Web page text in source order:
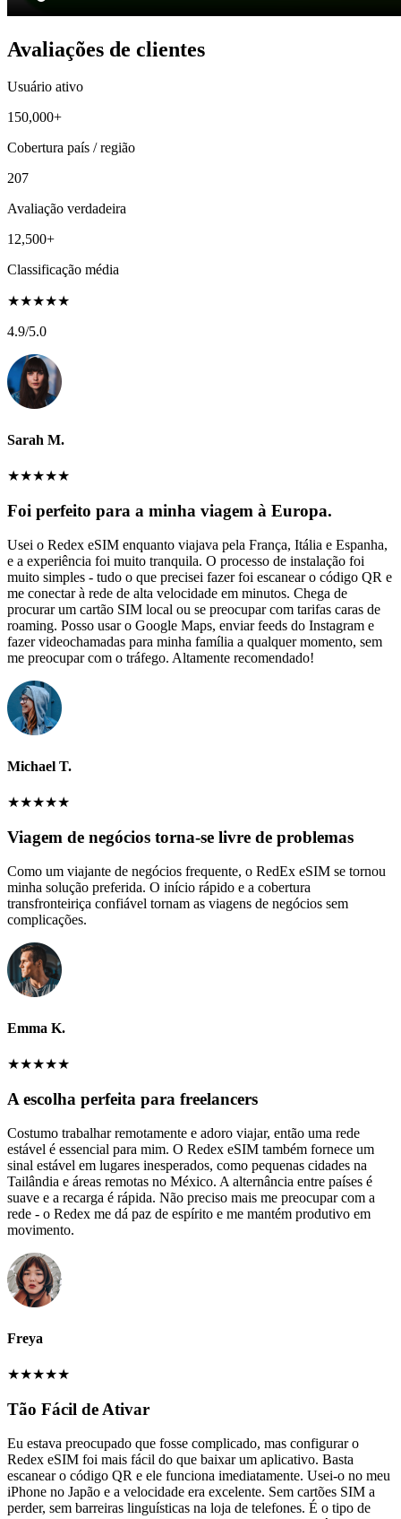
Avaliações de clientes
Usuário ativo
150,000+
Cobertura país / região
207
Avaliação verdadeira
12,500+
Classificação média
★★★★★
4.9/5.0
Sarah M.
★★★★★
Foi perfeito para a minha viagem à Europa.
Usei o Redex eSIM enquanto viajava pela França, Itália e Espanha,
e a experiência foi muito tranquila. O processo de instalação foi
muito simples - tudo o que precisei fazer foi escanear o código QR e
me conectar à rede de alta velocidade em minutos. Chega de
procurar um cartão SIM local ou se preocupar com tarifas caras de
roaming. Posso usar o Google Maps, enviar feeds do Instagram e
fazer videochamadas para minha família a qualquer momento, sem
me preocupar com o tráfego. Altamente recomendado!
Michael T.
★★★★★
Viagem de negócios torna-se livre de problemas
Como um viajante de negócios frequente, o RedEx eSIM se tornou
minha solução preferida. O início rápido e a cobertura
transfronteiriça confiável tornam as viagens de negócios sem
complicações.
Emma K.
★★★★★
A escolha perfeita para freelancers
Costumo trabalhar remotamente e adoro viajar, então uma rede
estável é essencial para mim. O Redex eSIM também fornece um
sinal estável em lugares inesperados, como pequenas cidades na
Tailândia e áreas remotas no México. A alternância entre países é
suave e a recarga é rápida. Não preciso mais me preocupar com a
rede - o Redex me dá paz de espírito e me mantém produtivo em
movimento.
Freya
★★★★★
Tão Fácil de Ativar
Eu estava preocupado que fosse complicado, mas configurar o
Redex eSIM foi mais fácil do que baixar um aplicativo. Basta
escanear o código QR e ele funciona imediatamente. Usei-o no meu
iPhone no Japão e a velocidade era excelente. Sem cartões SIM a
perder, sem barreiras linguísticas na loja de telefones. É o tipo de